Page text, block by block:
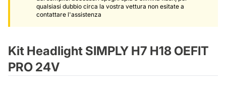
qualsiasi dubbio circa la vostra vettura non esitate a
contattare l'assistenza
Kit Headlight SIMPLY H7 H18 OEFIT
PRO 24V